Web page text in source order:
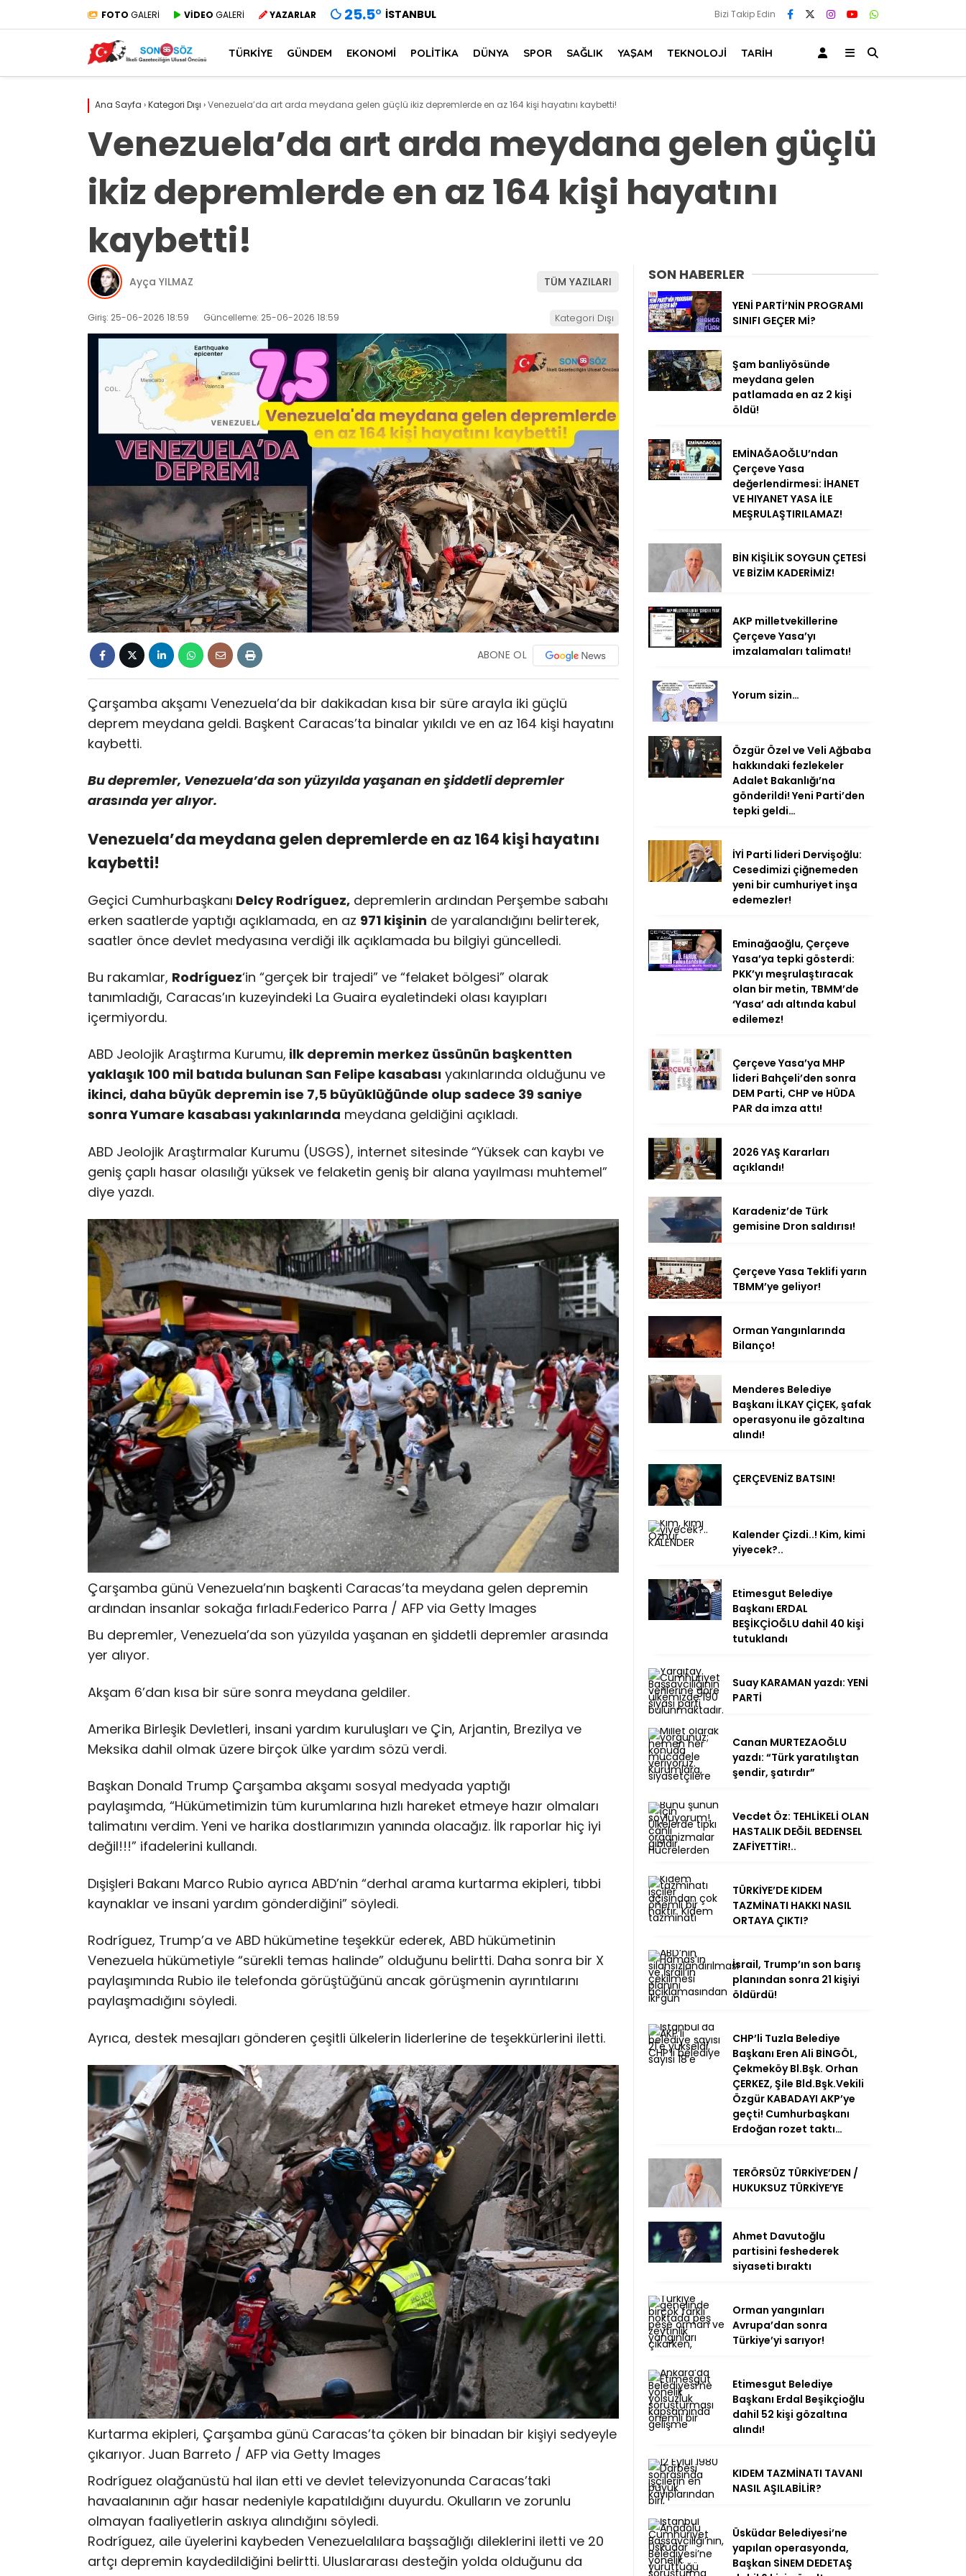
FOTO GALERİ VİDEO GALERİ YAZARLAR 25.5° İSTANBUL Bizi Takip Edin
TÜRKİYE GÜNDEM EKONOMİ POLİTİKA DÜNYA SPOR SAĞLIK YAŞAM TEKNOLOJİ TARİH
Ana Sayfa ›Kategori Dışı ›Venezuela’da art arda meydana gelen güçlü ikiz depremlerde en az 164 kişi hayatını kaybetti!
Venezuela’da art arda meydana gelen güçlü
ikiz depremlerde en az 164 kişi hayatını
kaybetti!
Ayça YILMAZ TÜM YAZILARI
Giriş: 25-06-2026 18:59 Güncelleme: 25-06-2026 18:59 Kategori Dışı
ABONE OL
Çarşamba akşamı Venezuela’da bir dakikadan kısa bir süre arayla iki güçlü
deprem meydana geldi. Başkent Caracas’ta binalar yıkıldı ve en az 164 kişi hayatını
kaybetti.
Bu depremler, Venezuela’da son yüzyılda yaşanan en şiddetli depremler
arasında yer alıyor.
Venezuela’da meydana gelen depremlerde en az 164 kişi hayatını
kaybetti!
Geçici Cumhurbaşkanı Delcy Rodríguez, depremlerin ardından Perşembe sabahı
erken saatlerde yaptığı açıklamada, en az 971 kişinin de yaralandığını belirterek,
saatler önce devlet medyasına verdiği ilk açıklamada bu bilgiyi güncelledi.
Bu rakamlar, Rodríguez‘in “gerçek bir trajedi” ve “felaket bölgesi” olarak
tanımladığı, Caracas’ın kuzeyindeki La Guaira eyaletindeki olası kayıpları
içermiyordu.
ABD Jeolojik Araştırma Kurumu, ilk depremin merkez üssünün başkentten
yaklaşık 100 mil batıda bulunan San Felipe kasabası yakınlarında olduğunu ve
ikinci, daha büyük depremin ise 7,5 büyüklüğünde olup sadece 39 saniye
sonra Yumare kasabası yakınlarında meydana geldiğini açıkladı.
ABD Jeolojik Araştırmalar Kurumu (USGS), internet sitesinde “Yüksek can kaybı ve
geniş çaplı hasar olasılığı yüksek ve felaketin geniş bir alana yayılması muhtemel”
diye yazdı.
Çarşamba günü Venezuela’nın başkenti Caracas’ta meydana gelen depremin
ardından insanlar sokağa fırladı.Federico Parra / AFP via Getty Images
Bu depremler, Venezuela’da son yüzyılda yaşanan en şiddetli depremler arasında
yer alıyor.
Akşam 6’dan kısa bir süre sonra meydana geldiler.
Amerika Birleşik Devletleri, insani yardım kuruluşları ve Çin, Arjantin, Brezilya ve
Meksika dahil olmak üzere birçok ülke yardım sözü verdi.
Başkan Donald Trump Çarşamba akşamı sosyal medyada yaptığı
paylaşımda, “Hükümetimizin tüm kurumlarına hızlı hareket etmeye hazır olmaları
talimatını verdim. Yeni ve harika dostlarımızın yanında olacağız. İlk raporlar hiç iyi
değil!!!” ifadelerini kullandı.
Dışişleri Bakanı Marco Rubio ayrıca ABD’nin “derhal arama kurtarma ekipleri, tıbbi
kaynaklar ve insani yardım gönderdiğini” söyledi.
Rodríguez, Trump’a ve ABD hükümetine teşekkür ederek, ABD hükümetinin
Venezuela hükümetiyle “sürekli temas halinde” olduğunu belirtti. Daha sonra bir X
paylaşımında Rubio ile telefonda görüştüğünü ancak görüşmenin ayrıntılarını
paylaşmadığını söyledi.
Ayrıca, destek mesajları gönderen çeşitli ülkelerin liderlerine de teşekkürlerini iletti.
Kurtarma ekipleri, Çarşamba günü Caracas’ta çöken bir binadan bir kişiyi sedyeyle
çıkarıyor. Juan Barreto / AFP via Getty Images
Rodríguez olağanüstü hal ilan etti ve devlet televizyonunda Caracas’taki
havaalanının ağır hasar nedeniyle kapatıldığını duyurdu. Okulların ve zorunlu
olmayan faaliyetlerin askıya alındığını söyledi.
Rodríguez, aile üyelerini kaybeden Venezuelalılara başsağlığı dileklerini iletti ve 20
artçı depremin kaydedildiğini belirtti. Uluslararası desteğin yolda olduğunu da
SON HABERLER
YENİ PARTİ’NİN PROGRAMI
SINIFI GEÇER Mİ?
Şam banliyösünde
meydana gelen
patlamada en az 2 kişi
öldü!
EMİNAĞAOĞLU’ndan
Çerçeve Yasa
değerlendirmesi: İHANET
VE HIYANET YASA İLE
MEŞRULAŞTIRILAMAZ!
BİN KİŞİLİK SOYGUN ÇETESİ
VE BİZİM KADERİMİZ!
AKP milletvekillerine
Çerçeve Yasa’yı
imzalamaları talimatı!
Yorum sizin…
Özgür Özel ve Veli Ağbaba
hakkındaki fezlekeler
Adalet Bakanlığı’na
gönderildi! Yeni Parti’den
tepki geldi…
İYİ Parti lideri Dervişoğlu:
Cesedimizi çiğnemeden
yeni bir cumhuriyet inşa
edemezler!
Eminağaoğlu, Çerçeve
Yasa’ya tepki gösterdi:
PKK’yı meşrulaştıracak
olan bir metin, TBMM’de
‘Yasa’ adı altında kabul
edilemez!
Çerçeve Yasa’ya MHP
lideri Bahçeli’den sonra
DEM Parti, CHP ve HÜDA
PAR da imza attı!
2026 YAŞ Kararları
açıklandı!
Karadeniz’de Türk
gemisine Dron saldırısı!
Çerçeve Yasa Teklifi yarın
TBMM’ye geliyor!
Orman Yangınlarında
Bilanço!
Menderes Belediye
Başkanı İLKAY ÇİÇEK, şafak
operasyonu ile gözaltına
alındı!
ÇERÇEVENİZ BATSIN!
Kalender Çizdi..! Kim, kimi
yiyecek?..
Etimesgut Belediye
Başkanı ERDAL
BEŞİKÇİOĞLU dahil 40 kişi
tutuklandı
Suay KARAMAN yazdı: YENİ
PARTİ
Canan MURTEZAOĞLU
yazdı: “Türk yaratılıştan
şendir, şatırdır”
Vecdet Öz: TEHLİKELİ OLAN
HASTALIK DEĞİL BEDENSEL
ZAFİYETTİR!..
TÜRKİYE’DE KIDEM
TAZMİNATI HAKKI NASIL
ORTAYA ÇIKTI?
İsrail, Trump’ın son barış
planından sonra 21 kişiyi
öldürdü!
CHP’li Tuzla Belediye
Başkanı Eren Ali BİNGÖL,
Çekmeköy Bl.Bşk. Orhan
ÇERKEZ, Şile Bld.Bşk.Vekili
Özgür KABADAYI AKP’ye
geçti! Cumhurbaşkanı
Erdoğan rozet taktı…
TERÖRSÜZ TÜRKİYE’DEN /
HUKUKSUZ TÜRKİYE’YE
Ahmet Davutoğlu
partisini feshederek
siyaseti bıraktı
Orman yangınları
Avrupa’dan sonra
Türkiye’yi sarıyor!
Etimesgut Belediye
Başkanı Erdal Beşikçioğlu
dahil 52 kişi gözaltına
alındı!
KIDEM TAZMİNATI TAVANI
NASIL AŞILABİLİR?
Üsküdar Belediyesi’ne
yapılan operasyonda,
Başkan SİNEM DEDETAŞ